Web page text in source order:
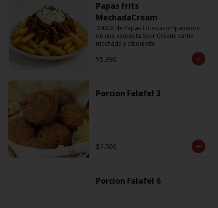
Papas Frits
MechadaCream
300GR de Papas Fritas acompañados
de una exquisita Sour Cream, carne
mechada y ciboulette
$5.990
Porcion Falafel 3
$2.500
Porcion Falafel 6